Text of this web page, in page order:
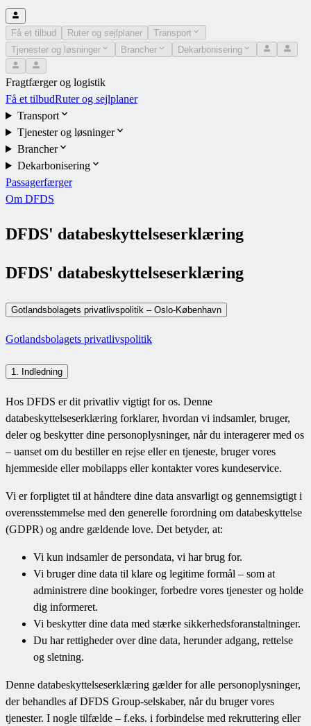
Få et tilbud Ruter og sejlplaner
Transport
Tjenester og løsninger
Brancher Dekarbonisering
Fragtfærger og logistik
Få et tilbudRuter og sejlplaner
Transport
Tjenester og løsninger
Brancher
Dekarbonisering
Passagerfærger
Om DFDS
DFDS' databeskyttelseserklæring
DFDS' databeskyttelseserklæring
Gotlandsbolagets privatlivspolitik – Oslo-København
Gotlandsbolagets privatlivspolitik
1. Indledning
Hos DFDS er dit privatliv vigtigt for os. Denne
databeskyttelseserklæring forklarer, hvordan vi indsamler, bruger,
deler og beskytter dine personoplysninger, når du interagerer med os
– uanset om du bestiller en rejse eller en tjeneste, bruger vores
hjemmeside eller mobilapps eller kontakter vores kundeservice.
Vi er forpligtet til at håndtere dine data ansvarligt og gennemsigtigt i
overensstemmelse med den generelle forordning om databeskyttelse
(GDPR) og andre gældende love. Det betyder, at:
Vi kun indsamler de persondata, vi har brug for.
Vi bruger dine data til klare og legitime formål – som at
administrere dine bookinger, forbedre vores tjenester og holde
dig informeret.
Vi beskytter dine data med stærke sikkerhedsforanstaltninger.
Du har rettigheder over dine data, herunder adgang, rettelse
og sletning.
Denne databeskyttelseserklæring gælder for alle personoplysninger,
der behandles af DFDS Group-selskaber, når du bruger vores
tjenester. I nogle tilfælde – f.eks. i forbindelse med rekruttering eller